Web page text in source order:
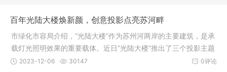
所述伸缩组件设置于
百年光陆大楼焕新颜，创意投影点亮苏河畔
市绿化市容局介绍，“光陆大楼”作为苏州河两岸的主要建筑，是承
载灯光照明效果的重要载体。近日“光陆大楼”推出了三个投影主题
作品，点亮“一江一河”滨水公共空间，提升观者的体验感和沉浸0评论
2023-12-06 30147